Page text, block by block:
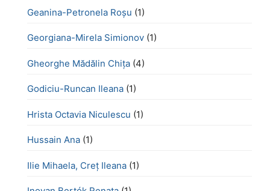
Geanina-Petronela Roșu (1)
Georgiana-Mirela Simionov (1)
Gheorghe Mădălin Chiţa (4)
Godiciu-Runcan Ileana (1)
Hrista Octavia Niculescu (1)
Hussain Ana (1)
Ilie Mihaela, Creț Ileana (1)